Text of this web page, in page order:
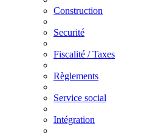
Construction
Securité
Fiscalité / Taxes
Règlements
Service social
Intégration